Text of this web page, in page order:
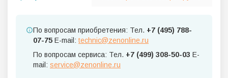
По вопросам приобретения: Тел. +7 (495) 788-
07-75 E-mail: technic@zenonline.ru
По вопросам сервиса: Тел. +7 (499) 308-50-03 E-
mail: service@zenonline.ru